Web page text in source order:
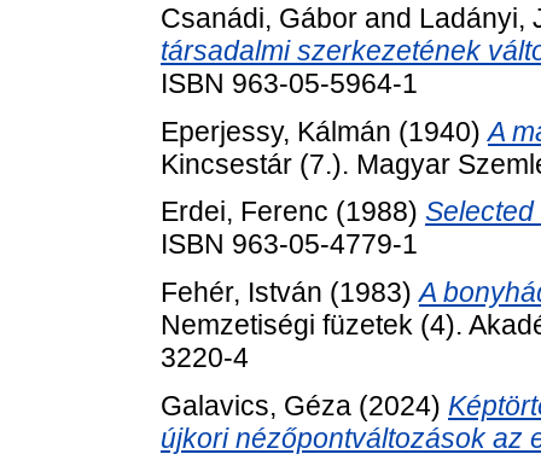
Csanádi, Gábor and Ladányi,
társadalmi szerkezetének
ISBN 963-05-5964-1
Eperjessy, Kálmán (1940)A
Kincsestár (7.). Magyar
Erdei, Ferenc (1988)
ISBN 963-05-4779-1
Fehér, István (1983)A
Nemzetiségi füzetek (4).
3220-4
Galavics, Géza (2024)
újkori nézőpontváltozások az